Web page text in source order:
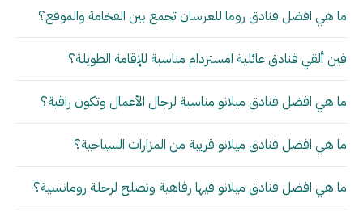
ما هي افضل فنادق روما للعرسان تجمع بين الفخامة والموقع؟
فين ألقي فنادق عائلية امستردام مناسبة للإقامة الطويلة؟
ما هي افضل فنادق ميلانو مناسبة لرجال الأعمال وتكون راقية؟
ما هي افضل فنادق ميلانو قريبة من المزارات السياحية؟
ما هي افضل فنادق ميلانو فيها رفاهية وتصلح لرحلة رومانسية؟